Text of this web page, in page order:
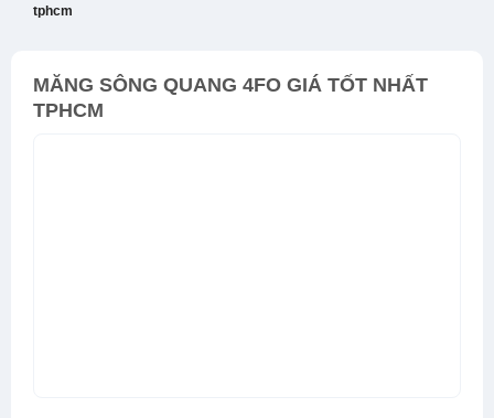
tphcm
MĂNG SÔNG QUANG 4FO GIÁ TỐT NHẤT
TPHCM